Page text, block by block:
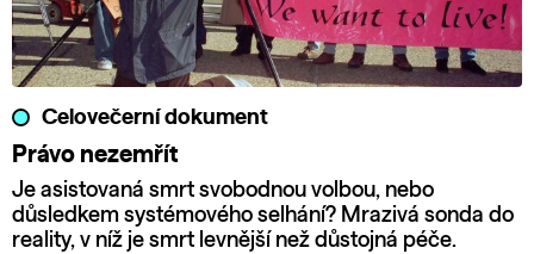
Celovečerní dokument
Právo nezemřít
Je asistovaná smrt svobodnou volbou, nebo
důsledkem systémového selhání? Mrazivá sonda do
reality, v níž je smrt levnější než důstojná péče.